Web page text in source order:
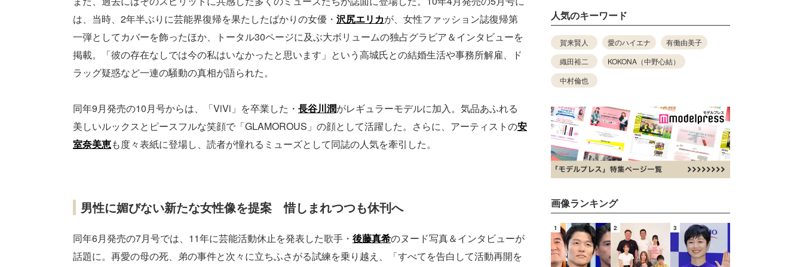
は、当時、2年半ぶりに芸能界復帰を果たしたばかりの女優・ 沢尻エリカが、女性ファッション誌復帰第
一弾としてカバーを飾ったほか、トータル30ページに及ぶ大ボリュームの独占グラビア＆インタビューを
掲載。「彼の存在なしでは今の私はいなかったと思います」という高城氏との結婚生活や事務所解雇、ド
ラッグ疑惑など一連の騒動の真相が語られた。
同年9月発売の10月号からは、「ViVi」を卒業した・ 長谷川潤がレギュラーモデルに加入。気品あふれる
美しいルックスとピースフルな笑顔で「GLAMOROUS」の顔として活躍した。さらに、アーティストの安
室奈美恵も度々表紙に登場し、読者が憧れるミューズとして同誌の人気を牽引した。
男性に媚びない新たな女性像を提案 惜しまれつつも休刊へ
同年6月発売の7月号では、11年に芸能活動休止を発表した歌手・ 後藤真希のヌード写真＆インタビューが
話題に。再愛の母の死、弟の事件と次々に立ちふさがる試練を乗り越え、「すべてを告白して活動再開を
人気のキーワード
賀来賢人 愛のハイエナ
有働由美子
織田裕二
KOKONA（中野心結）
中村倫也
画像ランキング
1 2 3